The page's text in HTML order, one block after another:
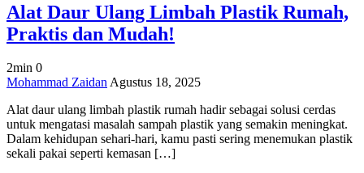
Alat Daur Ulang Limbah Plastik Rumah,
Praktis dan Mudah!
2min 0
on
Daur
Ulang
Limbah
Plastik
Mohammad ZaidanAgustus 18, 2025
Alat daur ulang limbah plastik rumah hadir sebagai solusi cerdas
untuk mengatasi masalah sampah plastik yang semakin meningkat.
Dalam kehidupan sehari-hari, kamu pasti sering menemukan plastik
sekali pakai seperti kemasan […]